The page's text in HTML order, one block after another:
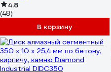
4.8
(48)
В корзину